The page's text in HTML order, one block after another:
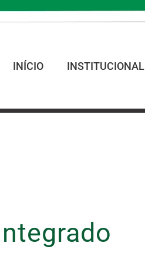
INÍCIO INSTITUCIONAL